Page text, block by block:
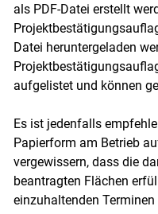
Skip
als PDF-Datei erstellt
Datei heruntergeladen
aufgelistet und können
Es ist jedenfalls
Papierform am Betrieb
vergewissern, dass die
beantragten Flächen
einzuhaltenden